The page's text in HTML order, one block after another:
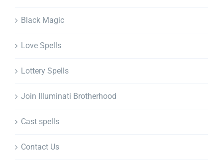
Black Magic
Love Spells
Lottery Spells
Join Illuminati Brotherhood
Cast spells
Contact Us